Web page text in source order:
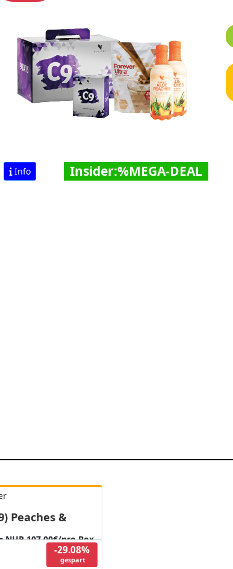
Info Insider:%MEGA-DEAL
Peaches &
NUR 107,00€/pro Box
-29.08%
gespart